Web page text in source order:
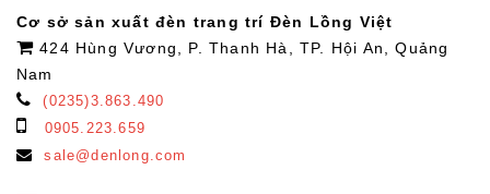
Cơ sở sản xuất đèn trang trí Đèn Lồng Việt
424 Hùng Vương, P. Thanh Hà, TP. Hội An, Quảng
Nam
(0235)3.863.490
0905.223.659
sale@denlong.com